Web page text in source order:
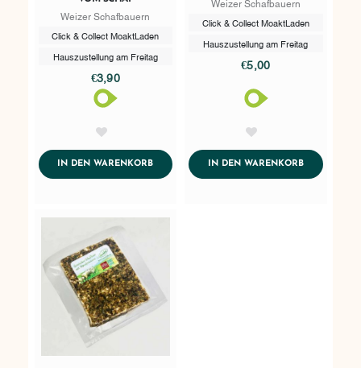
Weizer Schafbauern
Click & Collect MoaktLaden
Hauszustellung am Freitag
€3,90
IN DEN WARENKORBADDTOCART
Weizer Schafbauern
Click & Collect MoaktLaden
Hauszustellung am Freitag
€5,00
IN DEN WARENKORBADDTOCART